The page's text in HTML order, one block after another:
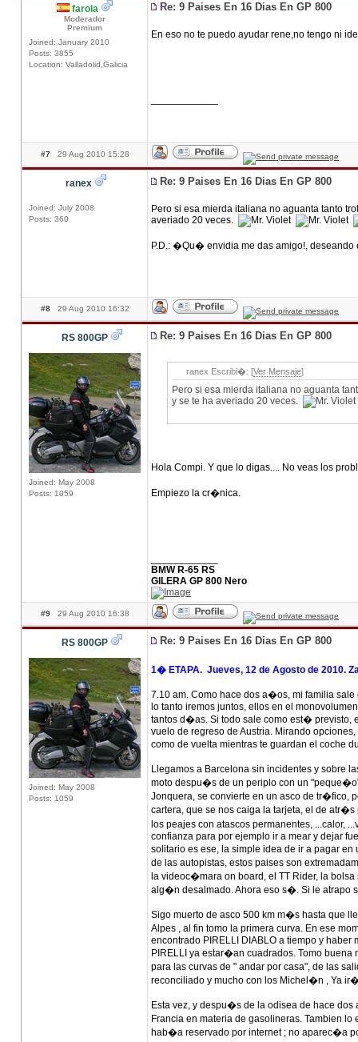
farola
Moderador
Premium
Joined: January 2010
Posts: 3855
Location: Valladolid,Galicia
Re: 9 Paises En 16 Dias En GP 800
En eso no te puedo ayudar rene,no tengo ni
#7 29 Aug 2010 15:28
ranex
Joined: July 2008
Posts: 360
Re: 9 Paises En 16 Dias En GP 800
Pero si esa mierda italiana no aguanta tanto
averiado 20 veces.
P.D.: �Qu� envidia me das amigo!,
#8 29 Aug 2010 16:32
RS 800GP
Joined: May 2008
Posts: 1059
Re: 9 Paises En 16 Dias En GP 800
ranex Escribi�: [Ver Mensaje]
Pero si esa mierda italiana no aguanta
y se te ha averiado 20 veces.
Hola Compi. Y que lo digas.... No veas los
Empiezo la cr�nica.
BMW R-65 RS
GILERA GP 800 Nero
#9 29 Aug 2010 16:38
RS 800GP
Joined: May 2008
Posts: 1059
Re: 9 Paises En 16 Dias En GP 800
1� ETAPA. Jueves, 12 de Agosto de 2010.
7.10 am. Como hace dos a�os, mi familia
lo tanto iremos juntos, ellos en el
tantos d�as. Si todo sale como est� previsto,
vuelo de regreso de Austria. Mirando
como de vuelta mientras te guardan el coche
Llegamos a Barcelona sin incidentes y sobre
moto despu�s de un periplo con un
Jonquera, se convierte en un asco de tr�fico,
cartera, que se nos caiga la tarjeta, el de atr�s
los peajes con atascos permanentes, ...calor,
confianza para por ejemplo ir a mear y dejar
solitario es ese, la simple idea de ir a pagar
de las autopistas, estos paises son
la videoc�mara on board, el TT Rider, la
alg�n desalmado. Ahora eso s�. Si le atrapo
Sigo muerto de asco 500 km m�s hasta que
Alpes , al fin tomo la primera curva. En ese
encontrado PIRELLI DIABLO a tiempo y haber
PIRELLI ya estar�an cuadrados. Tomo
para las curvas de " andar por casa", de las
reconciliado y mucho con los Michel�n , Ya
Esta vez, y despu�s de la odisea de hace
Francia en materia de gasolineras. Tambien
hab�a reservado por internet ; no aparec�a